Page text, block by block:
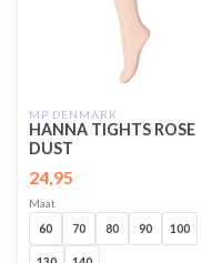
MP DENMARK
HANNA TIGHTS ROSE
DUST
24,95
Maat
60
70 80 90 100